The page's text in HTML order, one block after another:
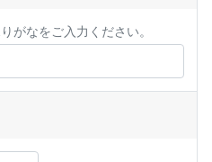
がなをご入力ください。